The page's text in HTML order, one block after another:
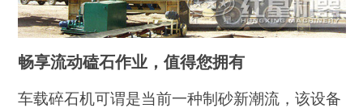
畅享流动磕石作业，值得您拥有
车载碎石机可谓是当前一种制砂新潮流，该设备